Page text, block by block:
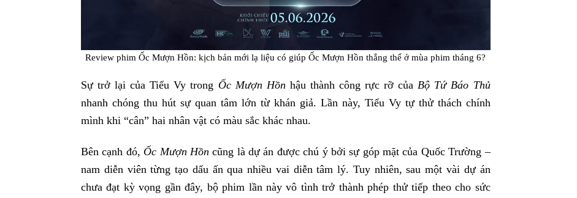
Review phim Ốc Mượn Hồn: kịch bản mới lạ liệu có giúp Ốc Mượn Hồn thắng thế ở mùa phim tháng 6?
Sự trở lại của Tiểu Vy trong Ốc Mượn Hồn hậu thành công rực rỡ của Bộ Tứ Báo Thủ
nhanh chóng thu hút sự quan tâm lớn từ khán giả. Lần này, Tiểu Vy tự thử thách chính
mình khi “cân” hai nhân vật có màu sắc khác nhau.
Bên cạnh đó, Ốc Mượn Hồn cũng là dự án được chú ý bởi sự góp mặt của Quốc Trường –
nam diễn viên từng tạo dấu ấn qua nhiều vai diễn tâm lý. Tuy nhiên, sau một vài dự án
chưa đạt kỳ vọng gần đây, bộ phim lần này vô tình trở thành phép thử tiếp theo cho sức